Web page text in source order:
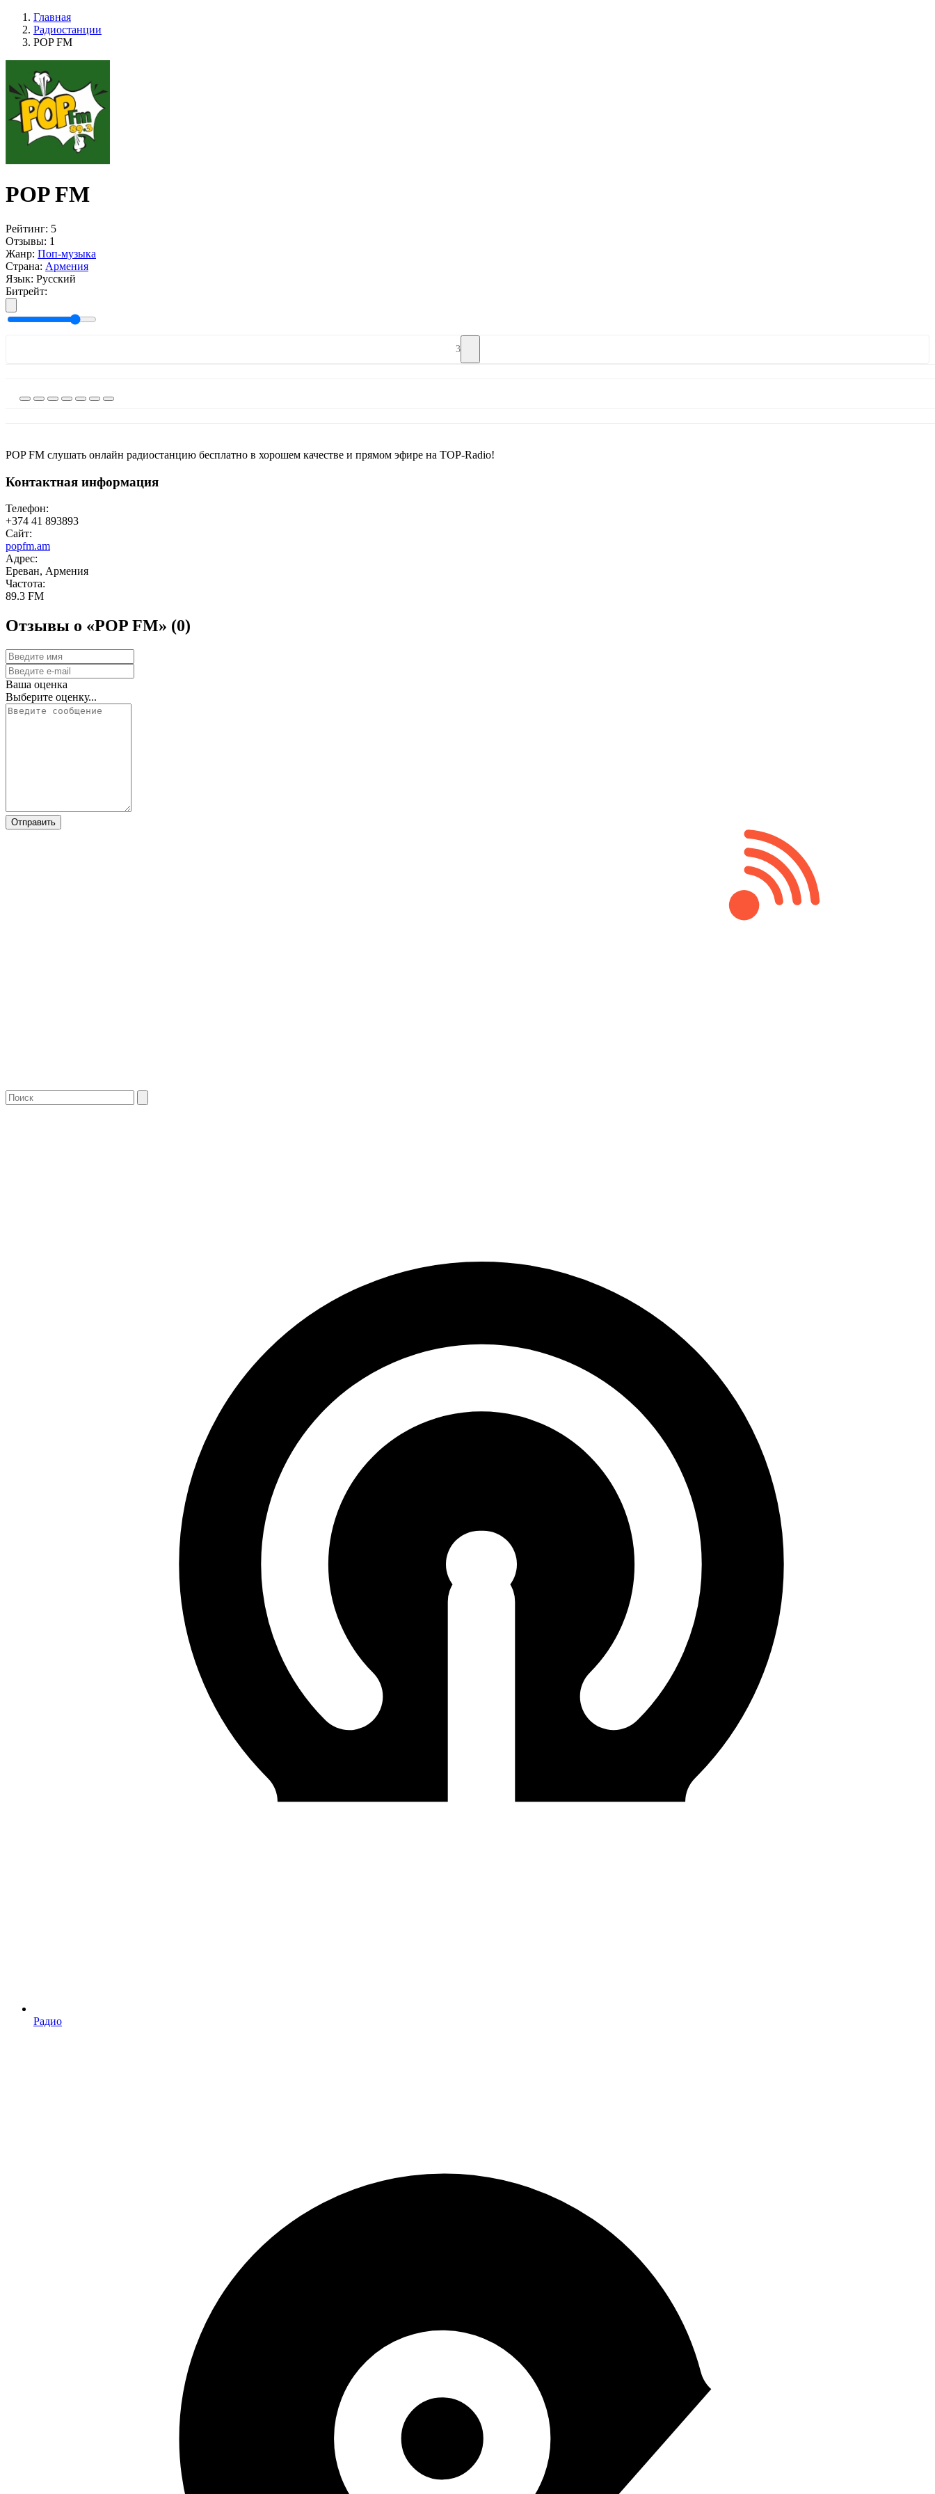
Главная
Радиостанции
POP FM
POP FM
Рейтинг: 5
Отзывы: 1
Жанр: Поп-музыка
Страна: Армения
Язык: Русский
Битрейт:
3
POP FM слушать онлайн радиостанцию бесплатно в хорошем качестве и прямом эфире на TOP-Radio!
Контактная информация
Телефон:
+374 41 893893
Сайт:
popfm.am
Адрес:
Ереван, Армения
Частота:
89.3 FM
Отзывы о «POP FM» (0)
Ваша оценка
Выберите оценку...
Отправить
Радио